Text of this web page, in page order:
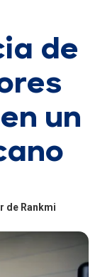
de
un
de Rankmi